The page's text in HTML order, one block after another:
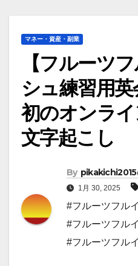
マネー・資産・副業
【フルーツ
シュ練習用
初のオンラ
文字起こし
By
1月 30, 2025
#フルーツフル
#フルーツフル
#フルーツフル